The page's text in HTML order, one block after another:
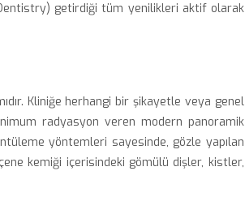
getirdiği tüm yenilikleri aktif olarak
Kliniğe herhangi bir şikayetle veya genel
radyasyon veren modern panoramik
yöntemleri sayesinde, gözle yapılan
kemiği içerisindeki gömülü dişler, kistler,